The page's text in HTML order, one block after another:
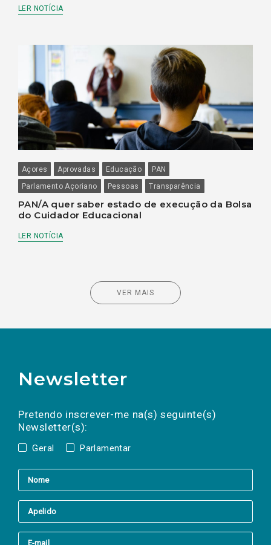
LER NOTÍCIA
Açores Aprovadas Educação
PAN
Parlamento Açoriano
Pessoas Transparência
PAN/A quer saber estado de execução da Bolsa
do Cuidador Educacional
LER NOTÍCIA
VER MAIS
Newsletter
Pretendo inscrever-me na(s) seguinte(s)
Newsletter(s):
Geral Parlamentar
a(s) newsletter(s).
mail